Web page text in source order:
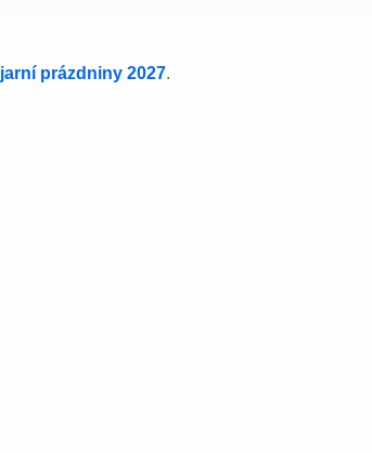
jarní prázdniny 2027.